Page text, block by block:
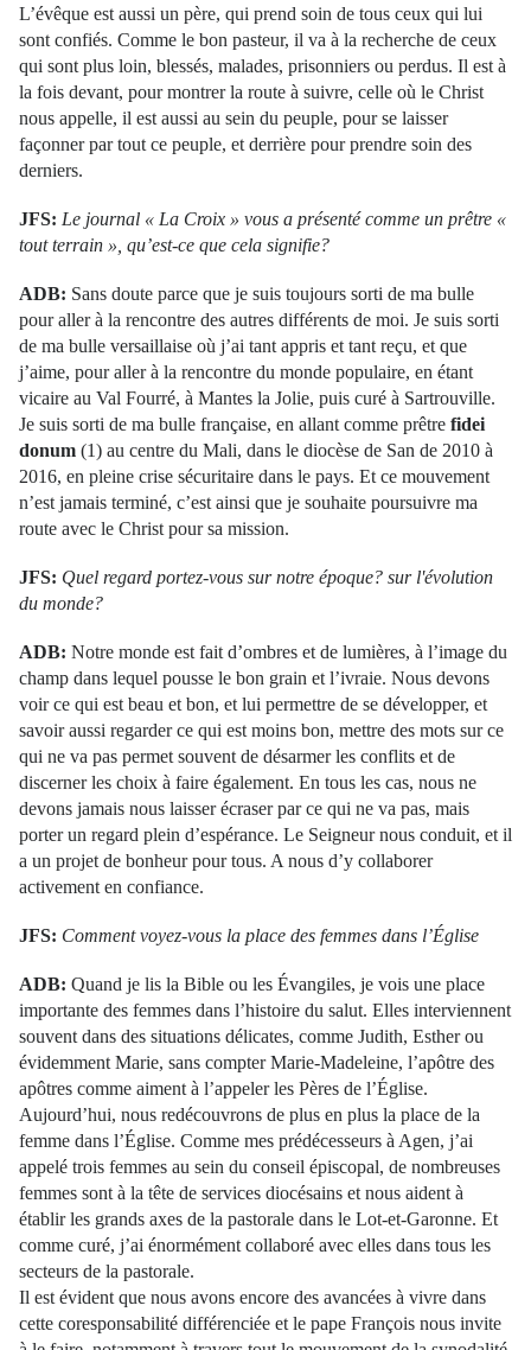
L’évêque est aussi un père, qui prend soin de tous ceux qui lui
sont confiés. Comme le bon pasteur, il va à la recherche de ceux
qui sont plus loin, blessés, malades, prisonniers ou perdus. Il est à
la fois devant, pour montrer la route à suivre, celle où le Christ
nous appelle, il est aussi au sein du peuple, pour se laisser
façonner par tout ce peuple, et derrière pour prendre soin des
derniers.
JFS: Le journal « La Croix » vous a présenté comme un prêtre «
tout terrain », qu’est-ce que cela signifie?
ADB: Sans doute parce que je suis toujours sorti de ma bulle
pour aller à la rencontre des autres différents de moi. Je suis sorti
de ma bulle versaillaise où j’ai tant appris et tant reçu, et que
j’aime, pour aller à la rencontre du monde populaire, en étant
vicaire au Val Fourré, à Mantes la Jolie, puis curé à Sartrouville.
Je suis sorti de ma bulle française, en allant comme prêtre fidei
donum (1) au centre du Mali, dans le diocèse de San de 2010 à
2016, en pleine crise sécuritaire dans le pays. Et ce mouvement
n’est jamais terminé, c’est ainsi que je souhaite poursuivre ma
route avec le Christ pour sa mission.
JFS: Quel regard portez-vous sur notre époque? sur l'évolution
du monde?
ADB: Notre monde est fait d’ombres et de lumières, à l’image du
champ dans lequel pousse le bon grain et l’ivraie. Nous devons
voir ce qui est beau et bon, et lui permettre de se développer, et
savoir aussi regarder ce qui est moins bon, mettre des mots sur ce
qui ne va pas permet souvent de désarmer les conflits et de
discerner les choix à faire également. En tous les cas, nous ne
devons jamais nous laisser écraser par ce qui ne va pas, mais
porter un regard plein d’espérance. Le Seigneur nous conduit, et il
a un projet de bonheur pour tous. A nous d’y collaborer
activement en confiance.
JFS: Comment voyez-vous la place des femmes dans l’Église
ADB: Quand je lis la Bible ou les Évangiles, je vois une place
importante des femmes dans l’histoire du salut. Elles interviennent
souvent dans des situations délicates, comme Judith, Esther ou
évidemment Marie, sans compter Marie-Madeleine, l’apôtre des
apôtres comme aiment à l’appeler les Pères de l’Église.
Aujourd’hui, nous redécouvrons de plus en plus la place de la
femme dans l’Église. Comme mes prédécesseurs à Agen, j’ai
appelé trois femmes au sein du conseil épiscopal, de nombreuses
femmes sont à la tête de services diocésains et nous aident à
établir les grands axes de la pastorale dans le Lot-et-Garonne. Et
comme curé, j’ai énormément collaboré avec elles dans tous les
secteurs de la pastorale.
Il est évident que nous avons encore des avancées à vivre dans
cette coresponsabilité différenciée et le pape François nous invite